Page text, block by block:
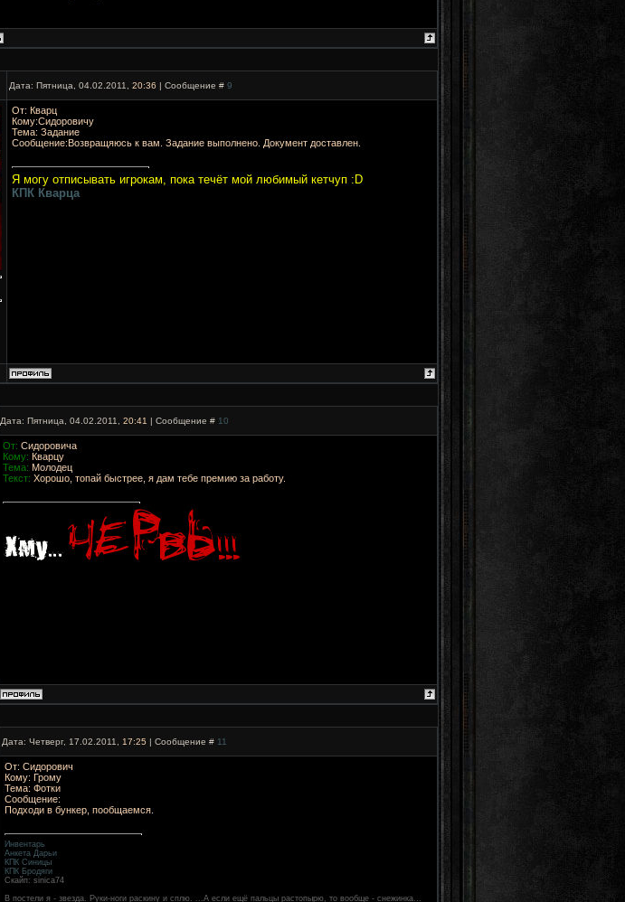
Дата: Пятница, 04.02.2011, 20:36 | Сообщение # 9
От: Кварц
Кому:Сидоровичу
Тема: Задание
Сообщение:Возвращяюсь к вам. Задание выполнено. Документ доставлен.
Я могу отписывать игрокам, пока течёт мой любимый кетчуп :D
КПК Кварца
Дата: Пятница, 04.02.2011, 20:41 | Сообщение # 10
От: Сидоровича
Кому: Кварцу
Тема: Молодец
Текст: Хорошо, топай быстрее, я дам тебе премию за работу.
Дата: Четверг, 17.02.2011, 17:25 | Сообщение # 11
От: Сидорович
Кому: Грому
Тема: Фотки
Сообщение:
Подходи в бункер, пообщаемся.
Инвентарь
Анкета Дарьи
КПК Синицы
КПК Бродяги
Скайп: sinica74
В постели я - звезда. Руки-ноги раскину и сплю. ...А если ещё пальцы растопырю, то вообще - снежинка...